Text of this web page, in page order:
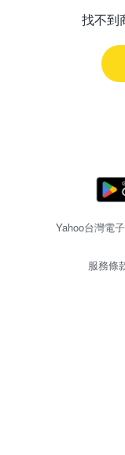
找不到
Yahoo台灣電
服務條